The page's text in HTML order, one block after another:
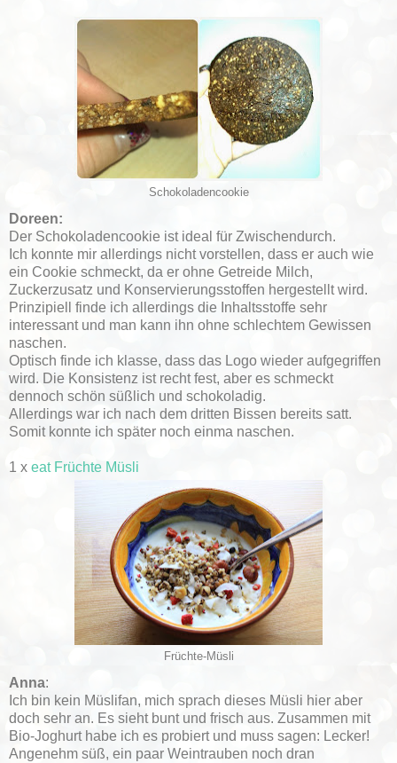
Schokoladencookie
Doreen:
Der Schokoladencookie ist ideal für Zwischendurch.
Ich konnte mir allerdings nicht vorstellen, dass er auch wie
ein Cookie schmeckt, da er ohne Getreide Milch,
Zuckerzusatz und Konservierungsstoffen hergestellt wird.
Prinzipiell finde ich allerdings die Inhaltsstoffe sehr
interessant und man kann ihn ohne schlechtem Gewissen
naschen.
Optisch finde ich klasse, dass das Logo wieder aufgegriffen
wird. Die Konsistenz ist recht fest, aber es schmeckt
dennoch schön süßlich und schokoladig.
Allerdings war ich nach dem dritten Bissen bereits satt.
Somit konnte ich später noch einma naschen.
1 x eat Früchte Müsli
Früchte-Müsli
Anna:
Ich bin kein Müslifan, mich sprach dieses Müsli hier aber
doch sehr an. Es sieht bunt und frisch aus. Zusammen mit
Bio-Joghurt habe ich es probiert und muss sagen: Lecker!
Angenehm süß, ein paar Weintrauben noch dran